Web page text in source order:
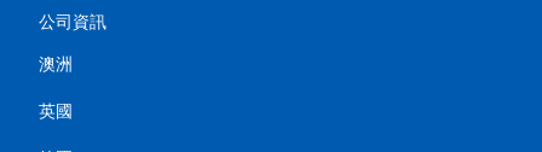
公司資訊
澳洲
英國